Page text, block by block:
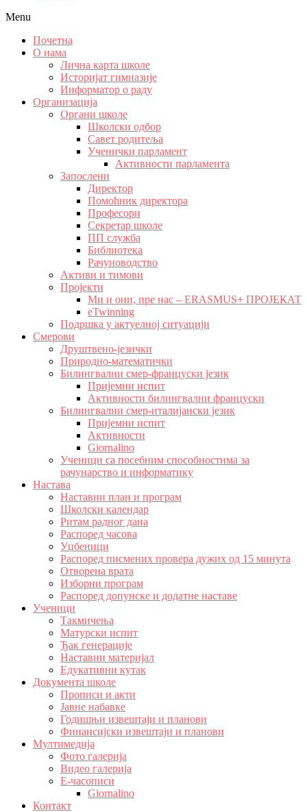
Menu
Почетна
О нама
Лична карта школе
Историјат гимназије
Информатор о раду
Организација
Органи школе
Школски одбор
Савет родитеља
Ученички парламент
Активности парламента
Запослени
Директор
Помоћник директора
Професори
Секретар школе
ПП служба
Библиотека
Рачуноводство
Активи и тимови
Пројекти
Ми и они, пре нас – ERASMUS+ ПРОЈЕКАТ
eTwinning
Подршка у актуелној ситуацији
Смерови
Друштвено-језички
Природно-математички
Билингвални смер-француски језик
Пријемни испит
Активности билингвални француски
Билингвални смер-италијански језик
Пријемни испит
Активности
Giornalino
Ученици са посебним способностима за
рачунарство и информатику
Настава
Наставни план и програм
Школски календар
Ритам радног дана
Распоред часова
Уџбеници
Распоред писмених провера дужих од 15 минута
Отворена врата
Изборни програм
Распоред допунске и додатне наставе
Ученици
Такмичења
Матурски испит
Ђак генерације
Наставни материјал
Едукативни кутак
Документа школе
Прописи и акти
Јавне набавке
Годишњи извештаји и планови
Финансијски извештаји и планови
Мултимедија
Фото галерија
Видео галерија
Е-часописи
Giornalino
Контакт